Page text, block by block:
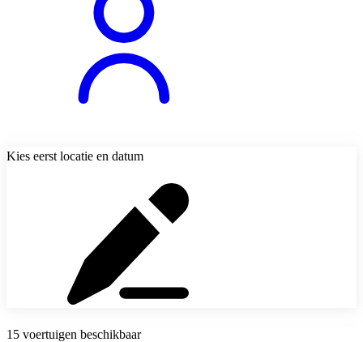
Kies eerst locatie en datum
15 voertuigen beschikbaar